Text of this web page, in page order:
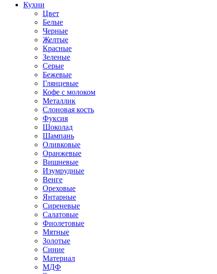
Кухни
Цвет
Белые
Черные
Желтые
Красные
Зеленые
Серые
Бежевые
Глянцевые
Кофе с молоком
Металлик
Слоновая кость
Фуксия
Шоколад
Шампань
Оливковые
Оранжевые
Вишневые
Изумрудные
Венге
Ореховые
Янтарные
Сиреневые
Салатовые
Фиолетовые
Мятные
Золотые
Синие
Материал
МДФ